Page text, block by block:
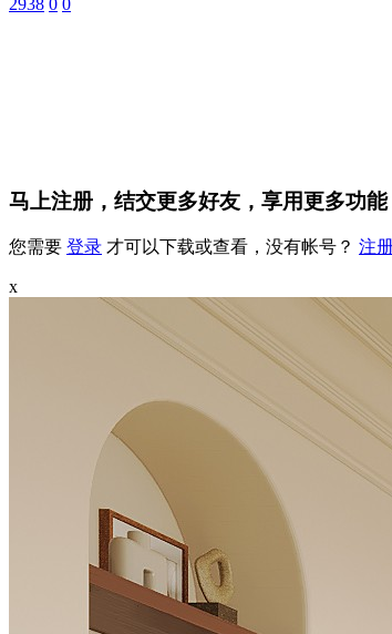
马上注册，结交更多好友，享用更多功能
您需要 登录 才可以下载或查看，没有帐号？ 注
x